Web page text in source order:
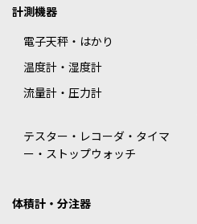
計測機器
電子天秤・はかり
温度計・湿度計
流量計・圧力計
テスター・レコーダ・タイマ
ー・ストップウォッチ
体積計・分注器